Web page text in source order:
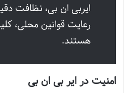
ایربی ان بی، نظافت
رعایت قوانین محلی،
هستند.
امنیت در ایر بی ان بی